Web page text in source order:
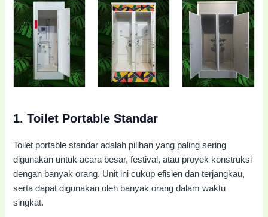
1.Toilet Portable Standar
Toilet portable standar adalah pilihan yang paling sering
digunakan untuk acara besar, festival, atau proyek konstruksi
dengan banyak orang. Unit ini cukup efisien dan terjangkau,
serta dapat digunakan oleh banyak orang dalam waktu
singkat.